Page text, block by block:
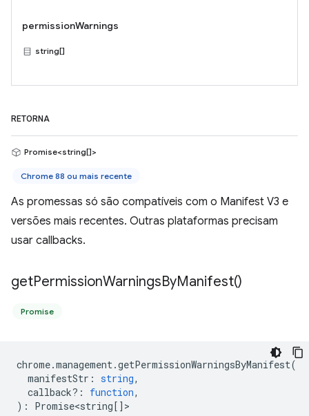
permissionWarnings
string[]
RETORNA
Promise<string[]>
Chrome 88 ou mais recente
As promessas só são compatíveis com o Manifest V3 e
versões mais recentes. Outras plataformas precisam
usar callbacks.
getPermissionWarningsByManifest()
Promise
chrome.management.getPermissionWarningsByManifest(
manifestStr : string,
callback? : function,
) : Promise<string[]>